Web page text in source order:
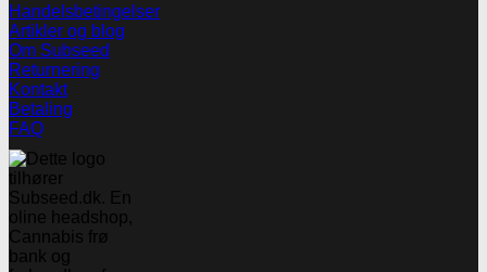
Handelsbetingelser
Artikler og blog
Om Subseed
Returnering
Kontakt
Betaling
FAQ